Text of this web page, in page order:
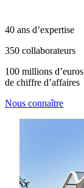
40 ans d’expertise
350 collaborateurs
100 millions d’euros
de chiffre d’affaires
Nous connaître